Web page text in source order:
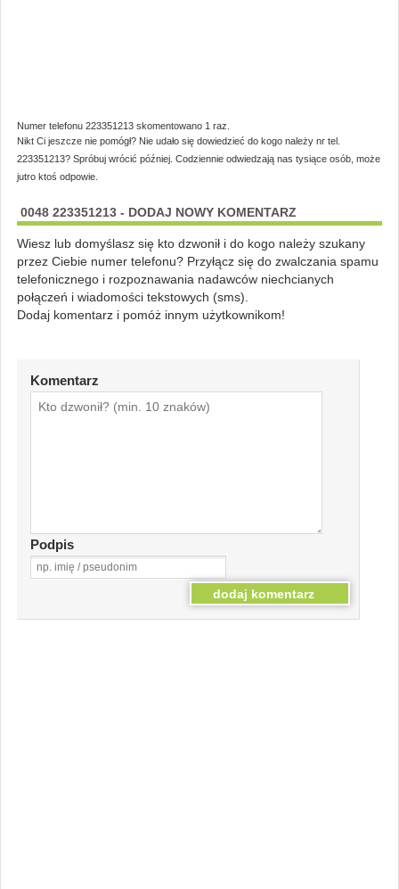
Numer telefonu 223351213 skomentowano 1 raz.
Nikt Ci jeszcze nie pomógł? Nie udało się dowiedzieć do kogo należy nr tel.
223351213? Spróbuj wrócić później. Codziennie odwiedzają nas tysiące osób, może
jutro ktoś odpowie.
0048 223351213 - DODAJ NOWY KOMENTARZ
Wiesz lub domyślasz się kto dzwonił i do kogo należy szukany
przez Ciebie numer telefonu? Przyłącz się do zwalczania spamu
telefonicznego i rozpoznawania nadawców niechcianych
połączeń i wiadomości tekstowych (sms).
Dodaj komentarz i pomóż innym użytkownikom!
Komentarz
Podpis